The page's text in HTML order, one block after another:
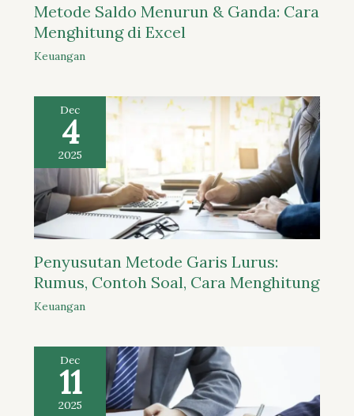
Metode Saldo Menurun & Ganda: Cara
Menghitung di Excel
Keuangan
Dec
4
2025
Penyusutan Metode Garis Lurus:
Rumus, Contoh Soal, Cara Menghitung
Keuangan
Dec
11
2025